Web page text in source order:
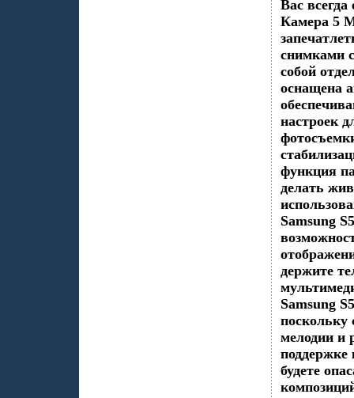
Вас
Камера 5
снимками
собой
оснащена
настроек
функция
делать
Samsung
держите
Samsung
мелодии и
будете